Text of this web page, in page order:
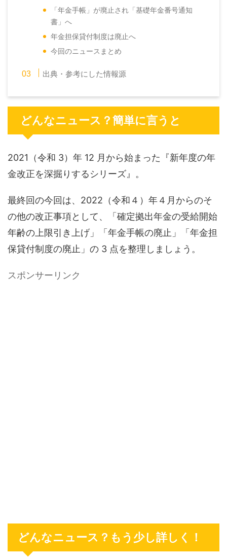
「年金手帳」が廃止され「基礎年金番号通知
書」へ
年金担保貸付制度は廃止へ
今回のニュースまとめ
出典・参考にした情報源
どんなニュース？簡単に言うと
2021（令和 3）年 12 月から始まった『新年度の年
金改正を深掘りするシリーズ』。
最終回の今回は、2022（令和４）年４月からのそ
の他の改正事項として、「確定拠出年金の受給開始
年齢の上限引き上げ」「年金手帳の廃止」「年金担
保貸付制度の廃止」の 3 点を整理しましょう。
スポンサーリンク
どんなニュース？もう少し詳しく！